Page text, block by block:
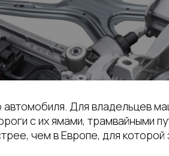
Для владельцев
с их ямами, трамвайными
чем в Европе, для